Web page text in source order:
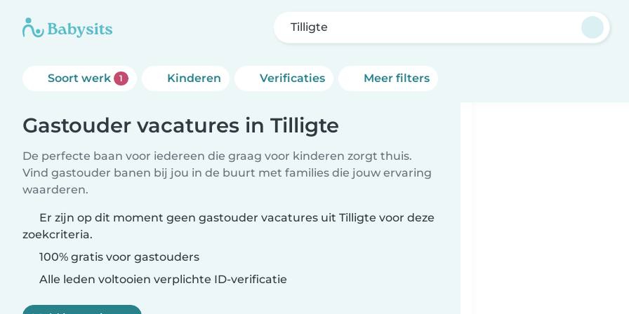
Tilligte
Soort werk 1 Kinderen Verificaties Meer filters
Gastouder vacatures in Tilligte
De perfecte baan voor iedereen die graag voor kinderen zorgt thuis.
Vind gastouder banen bij jou in de buurt met families die jouw ervaring
waarderen.
Er zijn op dit moment geen gastouder vacatures uit Tilligte voor deze
zoekcriteria.
100% gratis voor gastouders
Alle leden voltooien verplichte ID-verificatie